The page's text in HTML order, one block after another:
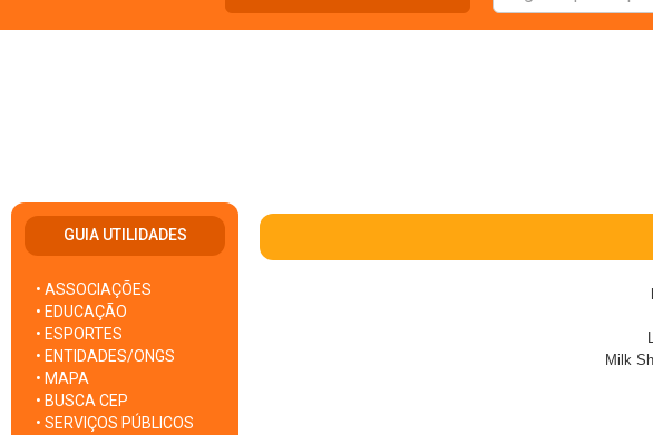
GUIA UTILIDADES
• ASSOCIAÇÕES
• EDUCAÇÃO
• ESPORTES
• ENTIDADES/ONGS
• MAPA
• BUSCA CEP
• SERVIÇOS PÚBLICOS
Milk